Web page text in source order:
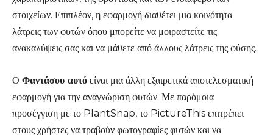
στοιχείων. Επιπλέον, η εφαρμογή διαθέτει μια κοινότητα
λάτρεις των φυτών όπου μπορείτε να μοιραστείτε τις
ανακαλύψεις σας και να μάθετε από άλλους λάτρεις της φύσης.
Ο Φαντάσου αυτό είναι μια άλλη εξαιρετικά αποτελεσματική
εφαρμογή για την αναγνώριση φυτών. Με παρόμοια
προσέγγιση με το PlantSnap, το PictureThis επιτρέπει
στους χρήστες να τραβούν φωτογραφίες φυτών και να